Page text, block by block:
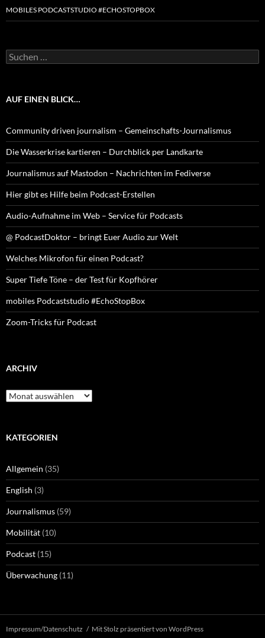
MOBILES PODCASTSTUDIO #ECHOSTOPBOX
Suchen
nach:
AUF EINEN BLICK…
Community driven journalism – Gemeinschafts-Journalismus
Die Wasserkrise kartieren – Durchblick per Landkarte
Journalismus auf Mastodon – Nachrichten im Fediverse
Hier gibt es Hilfe beim Podcast-Erstellen
Audio-Aufnahme im Web – Service für Podcasts
@ PodcastDoktor – bringt Euer Audio zur Welt
Welches Mikrofon für einen Podcast?
Super Tiefe Töne – der Test für Kopfhörer
mobiles Podcaststudio #EchoStopBox
Zoom-Tricks für Podcast
ARCHIV
Archiv
KATEGORIEN
Allgemein (35)
English (3)
Journalismus (59)
Mobilität (10)
Podcast (15)
Überwachung (11)
Impressum/Datenschutz Mit Stolz präsentiert von WordPress